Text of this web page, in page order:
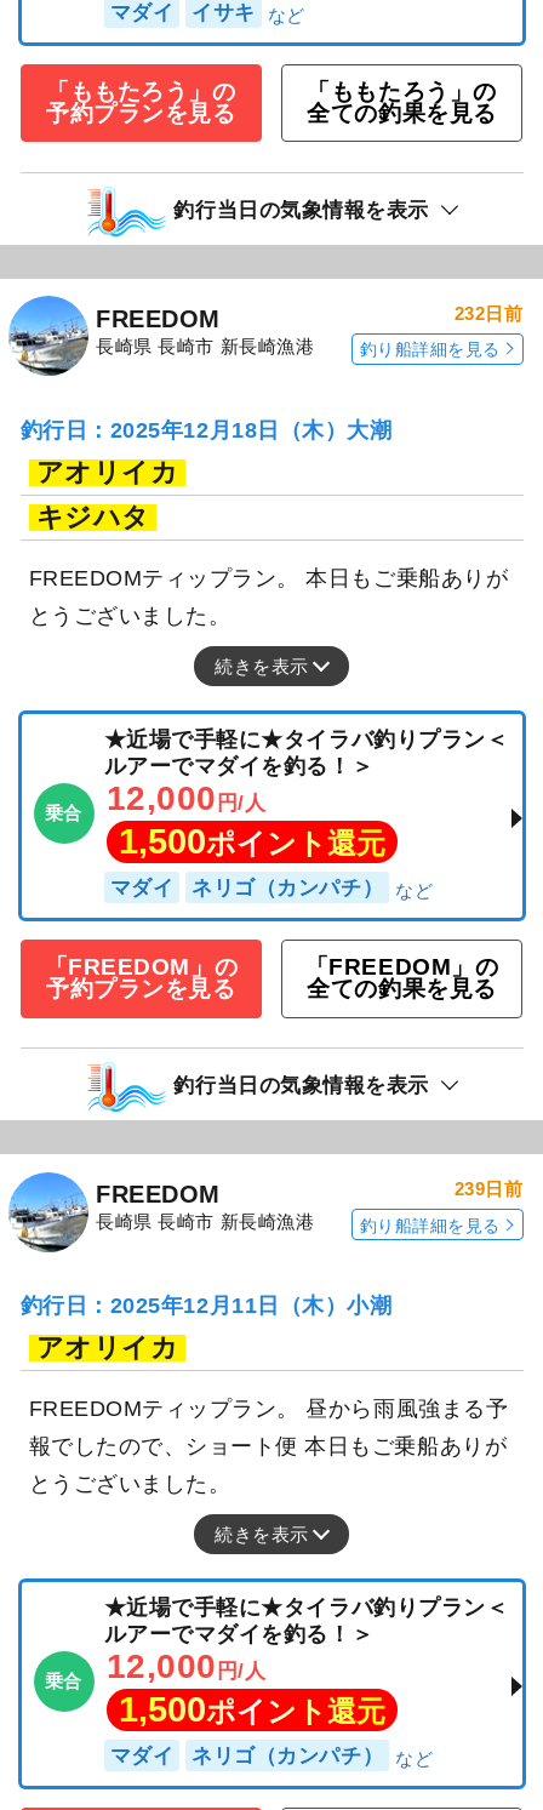
マダイ イサキ
「ももたろう」の
予約プランを見る
「ももたろう」の
全ての釣果を見る
釣行当日の気象情報を表示
FREEDOM
長崎県 長崎市 新長崎漁港
232日前
釣り船詳細を見る
釣行日：2025年12月18日（木）大潮
アオリイカ
キジハタ
FREEDOMティップラン。 本日もご乗船ありが
とうございました。
続きを表示
乗合
★近場で手軽に★タイラバ釣りプラン＜
ルアーでマダイを釣る！＞
12,000 円/人
1,500ポイント還元
マダイ ネリゴ（カンパチ）
「FREEDOM」の
予約プランを見る
「FREEDOM」の
全ての釣果を見る
釣行当日の気象情報を表示
FREEDOM
長崎県 長崎市 新長崎漁港
239日前
釣り船詳細を見る
釣行日：2025年12月11日（木）小潮
アオリイカ
FREEDOMティップラン。 昼から雨風強まる予
報でしたので、ショート便 本日もご乗船ありが
とうございました。
続きを表示
乗合
★近場で手軽に★タイラバ釣りプラン＜
ルアーでマダイを釣る！＞
12,000 円/人
1,500ポイント還元
マダイ ネリゴ（カンパチ）